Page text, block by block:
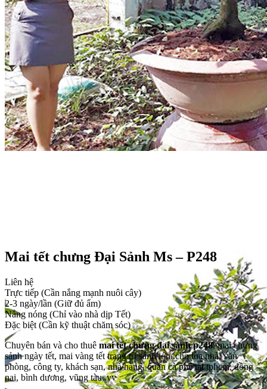
Mai tết chưng Đại Sảnh Ms – P248
Liên hệ
Trực tiếp (Cần nắng mạnh nuôi cây)
2-3 ngày/lần (Giữ đủ ẩm)
Nắng nóng (Chỉ vào nhà dịp Tết)
Đặc biệt (Cần kỹ thuật chăm sóc)
Chuyên bán và cho thuê mai tết chưng đại sảnh p248, mai chưng
sảnh ngày tết, mai vàng tết trang trí sảnh lớn..cho tòa nhà, văn
phòng, công ty, khách sạn, nhà hàng, quán cà phê tại tphcm, đồng
nai, bình dương, vũng tàu..vv